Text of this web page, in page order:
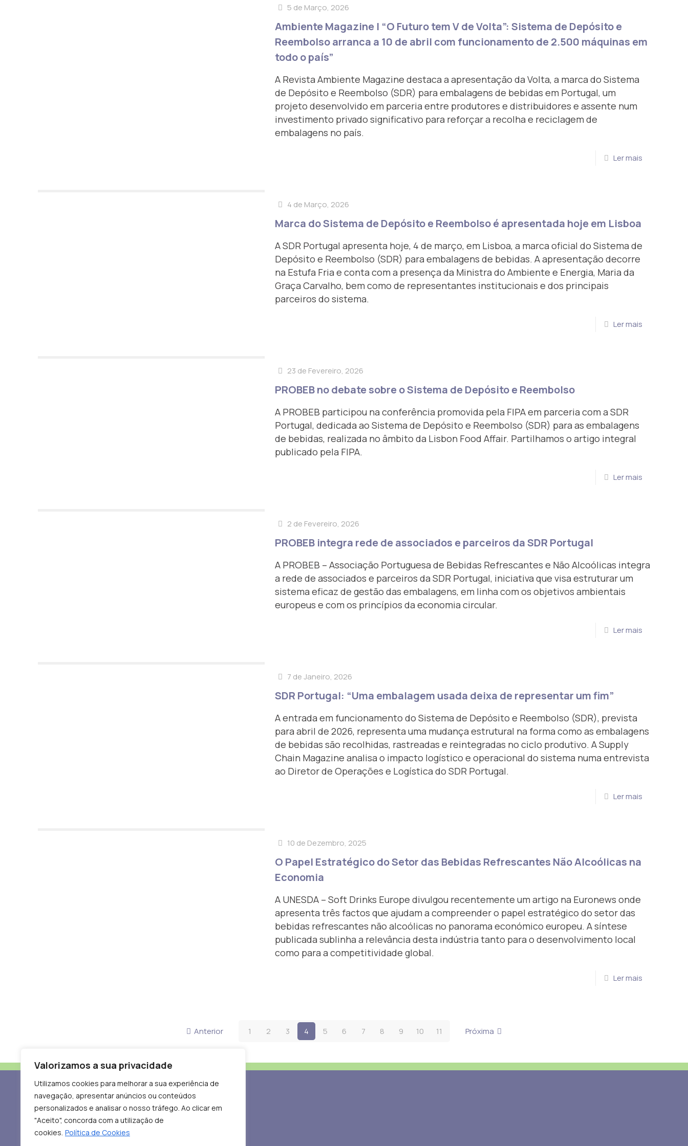
Valorizamos a sua privacidade
Utilizamos cookies para melhorar a sua experiência de
navegação, apresentar anúncios ou conteúdos
personalizados e analisar o nosso tráfego. Ao clicar em
"Aceito", concorda com a utilização de
cookies. Política de Cookies
5 de Março, 2026
Ambiente Magazine | “O Futuro tem V de Volta”: Sistema de Depósito e
Reembolso arranca a 10 de abril com funcionamento de 2.500 máquinas em
todo o país”
A Revista Ambiente Magazine destaca a apresentação da Volta, a marca do Sistema
de Depósito e Reembolso (SDR) para embalagens de bebidas em Portugal, um
projeto desenvolvido em parceria entre produtores e distribuidores e assente num
investimento privado significativo para reforçar a recolha e reciclagem de
embalagens no país.
Ler mais
4 de Março, 2026
Marca do Sistema de Depósito e Reembolso é apresentada hoje em Lisboa
A SDR Portugal apresenta hoje, 4 de março, em Lisboa, a marca oficial do Sistema de
Depósito e Reembolso (SDR) para embalagens de bebidas. A apresentação decorre
na Estufa Fria e conta com a presença da Ministra do Ambiente e Energia, Maria da
Graça Carvalho, bem como de representantes institucionais e dos principais
parceiros do sistema.
Ler mais
23 de Fevereiro, 2026
PROBEB no debate sobre o Sistema de Depósito e Reembolso
A PROBEB participou na conferência promovida pela FIPA em parceria com a SDR
Portugal, dedicada ao Sistema de Depósito e Reembolso (SDR) para as embalagens
de bebidas, realizada no âmbito da Lisbon Food Affair. Partilhamos o artigo integral
publicado pela FIPA.
Ler mais
2 de Fevereiro, 2026
PROBEB integra rede de associados e parceiros da SDR Portugal
A PROBEB – Associação Portuguesa de Bebidas Refrescantes e Não Alcoólicas integra
a rede de associados e parceiros da SDR Portugal, iniciativa que visa estruturar um
sistema eficaz de gestão das embalagens, em linha com os objetivos ambientais
europeus e com os princípios da economia circular.
Ler mais
7 de Janeiro, 2026
SDR Portugal: “Uma embalagem usada deixa de representar um fim”
A entrada em funcionamento do Sistema de Depósito e Reembolso (SDR), prevista
para abril de 2026, representa uma mudança estrutural na forma como as embalagens
de bebidas são recolhidas, rastreadas e reintegradas no ciclo produtivo. A Supply
Chain Magazine analisa o impacto logístico e operacional do sistema numa entrevista
ao Diretor de Operações e Logística do SDR Portugal.
Ler mais
10 de Dezembro, 2025
O Papel Estratégico do Setor das Bebidas Refrescantes Não Alcoólicas na
Economia
A UNESDA – Soft Drinks Europe divulgou recentemente um artigo na Euronews onde
apresenta três factos que ajudam a compreender o papel estratégico do setor das
bebidas refrescantes não alcoólicas no panorama económico europeu. A síntese
publicada sublinha a relevância desta indústria tanto para o desenvolvimento local
como para a competitividade global.
Ler mais
Anterior 1 2 3 4 5 6 7 8 9 10 11 Próxima
geral@probeb.pt